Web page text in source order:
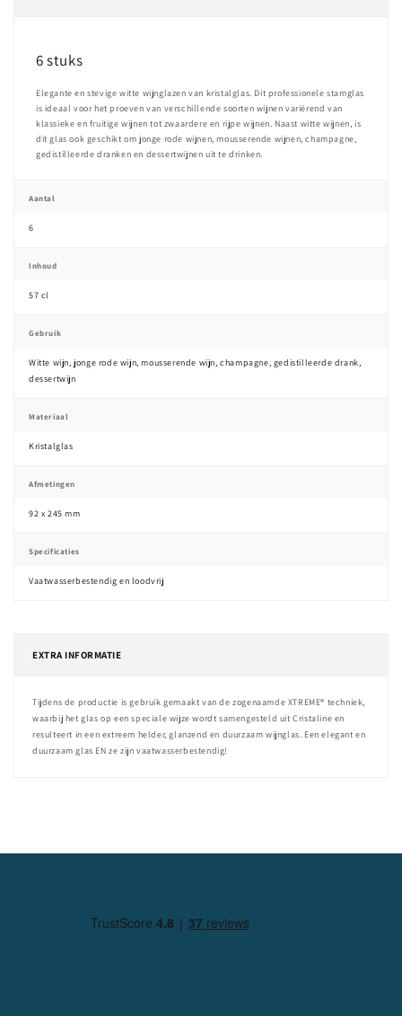
6 stuks
Elegante en stevige witte wijnglazen van kristalglas. Dit professionele stamglas
is ideaal voor het proeven van verschillende soorten wijnen variërend van
klassieke en fruitige wijnen tot zwaardere en rijpe wijnen. Naast witte wijnen, is
dit glas ook geschikt om jonge rode wijnen, mousserende wijnen, champagne,
gedistilleerde dranken en dessertwijnen uit te drinken.
Aantal
6
Inhoud
57 cl
Gebruik
Witte wijn, jonge rode wijn, mousserende wijn, champagne, gedistilleerde drank,
dessertwijn
Materiaal
Kristalglas
Afmetingen
92 x 245 mm
Specificaties
Vaatwasserbestendig en loodvrij
EXTRA INFORMATIE
Tijdens de productie is gebruik gemaakt van de zogenaamde XTREME® techniek,
waarbij het glas op een speciale wijze wordt samengesteld uit Cristaline en
resulteert in een extreem helder, glanzend en duurzaam wijnglas. Een elegant en
duurzaam glas EN ze zijn vaatwasserbestendig!